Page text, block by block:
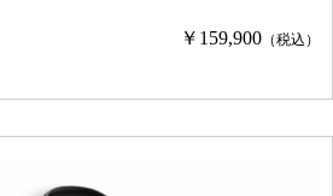
￥159,900 （税込）